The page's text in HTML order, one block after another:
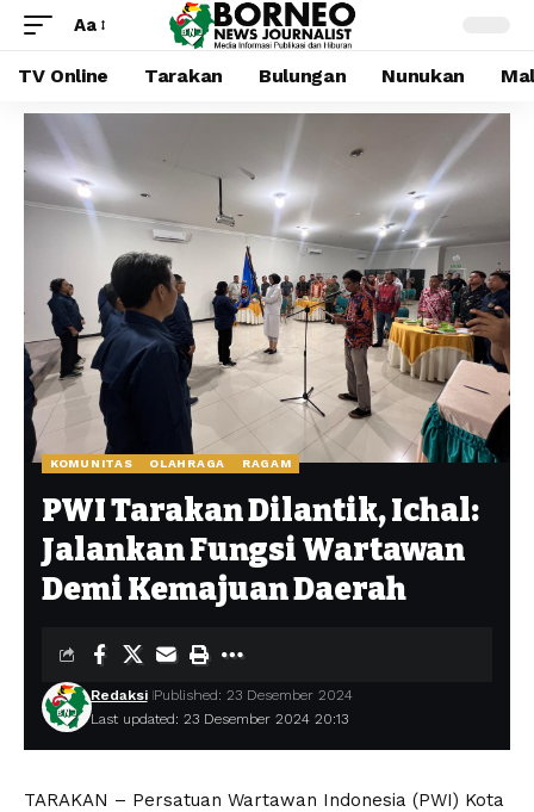
Aa
TV Online Tarakan Bulungan Nunukan
KOMUNITAS OLAHRAGA RAGAM
PWI Tarakan Dilantik, Ichal:
Jalankan Fungsi Wartawan
Demi Kemajuan Daerah
Last updated: 23 Desember 2024 20:13
Redaksi Published: 23 Desember 2024
TARAKAN – Persatuan Wartawan Indonesia (PWI) Kota